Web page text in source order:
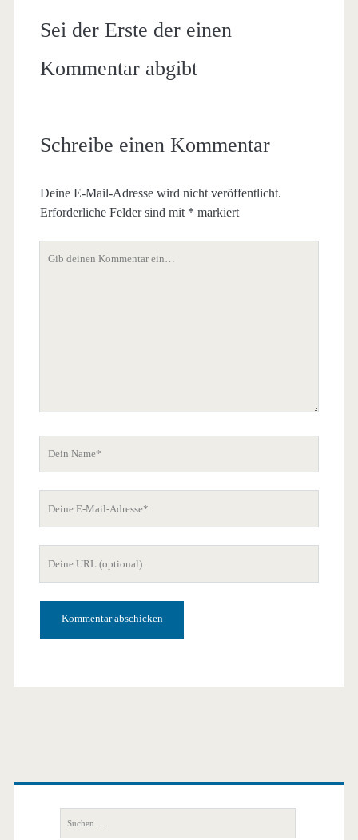
Sei der Erste der einen
Kommentar abgibt
Schreibe einen Kommentar
Deine E-Mail-Adresse wird nicht veröffentlicht.
Erforderliche Felder sind mit * markiert
Adresse
Primäre
Seitenleiste
nach: